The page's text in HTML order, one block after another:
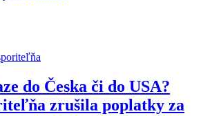
do Česka či do USA?
zrušila poplatky za